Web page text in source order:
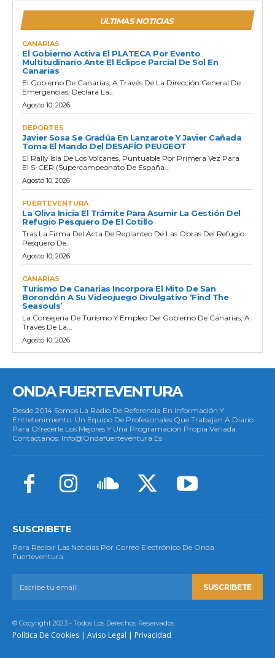
ULTIMAS NOTICIAS
CANARIAS
El Gobierno Activa El PLATECA Por Evento
Multitudinario Ante El Eclipse Parcial De Sol En
Canarias
El Gobierno De Canarias, A Través De La Dirección General De
Emergencias, Declara La...
Agosto 10, 2026
DEPORTES
Javier Sosa Se Gradúa En Lanzarote Y Javier Cañada
Toma El Mando Del DESAFÍO PEUGEOT
El Rally Isla De Los Volcanes, Puntuable Por Primera Vez Para
El S-CER (Supercampeonato De España...
Agosto 10, 2026
FUERTEVENTURA
La Oliva Inicia El Trámite Para Asumir La Gestión Del
Refugio Pesquero De El Cotillo
Tras La Firma Del Acta De Replanteo De Las Obras Del Refugio
Pesquero De...
Agosto 10, 2026
CANARIAS
Turismo De Canarias Incorpora El Mito De San
Borondón A Su Videojuego Divulgativo ‘Find The
Seasouls’
La Consejería De Turismo Y Empleo Del Gobierno De Canarias, A
Través De La...
Agosto 10, 2026
ONDA FUERTEVENTURA
Desde 2014 Somos La Radio De Referencia En Información Y
Entretenimiento. Un Equipo De Profesionales Que Trabajan A Diario
Para Ofrecerle Los Mejores Y Una Programación Propia Variada.
Contáctanos: Info@ondafuerteventura.es
SUSCRIBETE
Para Recibir Las Noticias Por Correo Electrónico De Onda
Fuerteventura.
SUSCRIBETE
© Copyright 2023 - Todos Los Derechos Reservados.
Política De Cookies | Aviso Legal | Privacidad